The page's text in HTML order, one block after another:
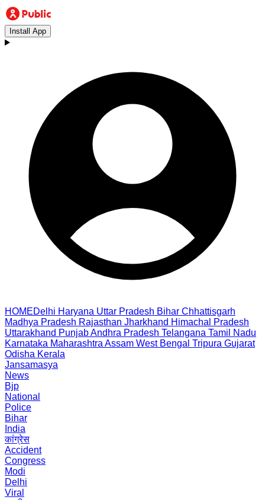
Install App
HOMEDelhi Haryana Uttar Pradesh Bihar Chhattisgarh
Madhya Pradesh Rajasthan Jharkhand Himachal Pradesh
Uttarakhand PunjabAndhra Pradesh Telangana Tamil Nadu
Karnataka Maharashtra Assam West Bengal Tripura Gujarat
Odisha Kerala
Jansamasya
News
Bjp
National
Police
Bihar
India
कांग्रेस
Accident
Congress
Modi
Delhi
Viral